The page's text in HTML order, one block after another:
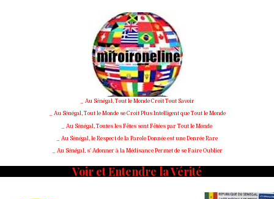
_ Au Sénégal, Tout le Monde Croit Tout Savoir
_ Au Sénégal, Tout le Monde se Croit Plus Intelligent que Tout le Monde
_ Au Sénégal, Toutes les Fêtes sont Fêtées par Tout le Monde
_ Au Sénégal, le Respect de la Parole Donnée est une Denrée Rare
_ Au Sénégal, s' Adonner à la Médisance Permet de se Faire Oublier
Voir et Entendre la Vérité